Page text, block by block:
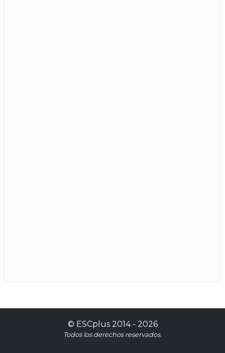
© ESCplus2014 - 2026
Todos los derechos reservados.